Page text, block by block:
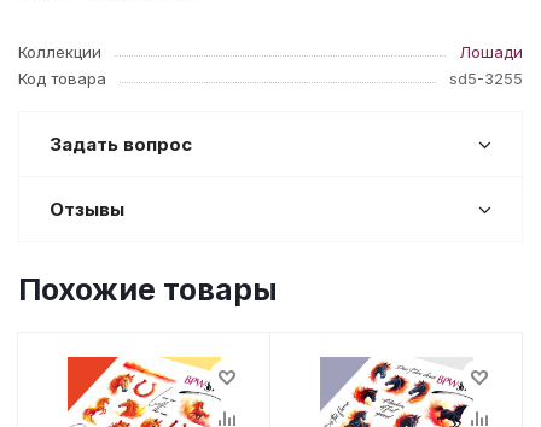
Коллекции
Лошади
Код товара
sd5-3255
Задать вопрос
Отзывы
Похожие товары